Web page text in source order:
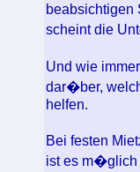
beabsichtigen
scheint die
Und wie
dar�ber,
helfen.
Bei festen
ist es m�glich